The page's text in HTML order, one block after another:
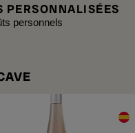
PERSONNALISÉES
personnels